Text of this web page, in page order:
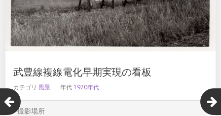
武豊線複線電化早期実現の看板
カテゴリ 風景 年代 1970年代
撮影場所